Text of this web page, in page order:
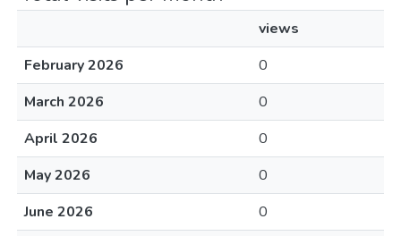
views
February 2026
0
March 2026
0
April 2026
0
May 2026
0
June 2026
0